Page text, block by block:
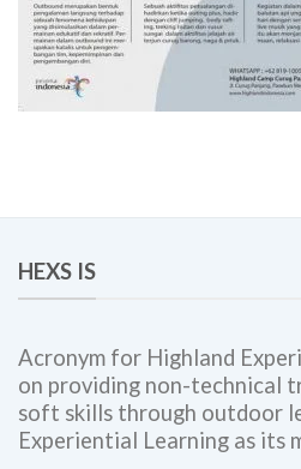
HEXS IS
Acronym for Highland
on providing non-technical
soft skills through outdoor
Experiential Learning as its